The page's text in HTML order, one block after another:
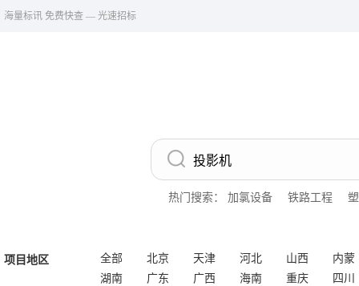
海量标讯 免费快查 — 光速招标
热门搜索： 加氯设备 铁路工程
项目地区 全部 北京 天津 河北 山西
内蒙
湖南
广东 广西 海南 重庆 四川